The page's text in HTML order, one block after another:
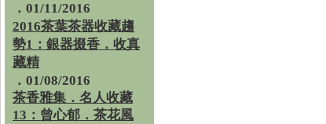
．01/11/2016
2016茶葉茶器收藏趨
勢1：銀器掇香．收真
藏精
．01/08/2016
茶香雅集 ． 名人收藏
13：曾心郁．茶花風